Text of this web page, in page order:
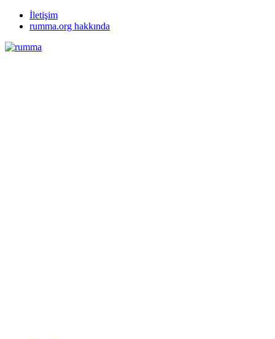
İletişim
rumma.org hakkında